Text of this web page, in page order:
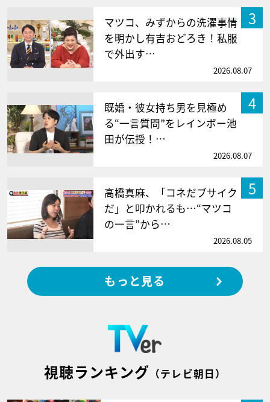
3
マツコ、みずからの洗濯事情
を明かし有吉おどろき！私服
で外出す…
2026.08.07
4
既婚・彼女持ち男を見極め
る“一言質問”をレインボー池
田が伝授！…
2026.08.07
5
高橋真麻、「コネだブサイク
だ」と叩かれるも…“マツコ
の一言”から…
2026.08.05
もっと見る
視聴ランキング （テレビ朝日）